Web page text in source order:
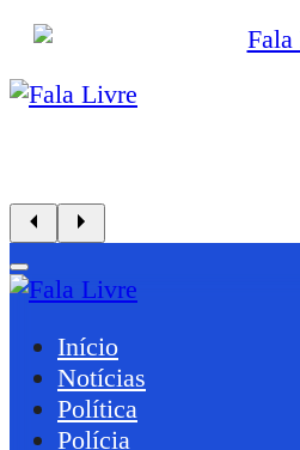
Início
Notícias
Política
Polícia